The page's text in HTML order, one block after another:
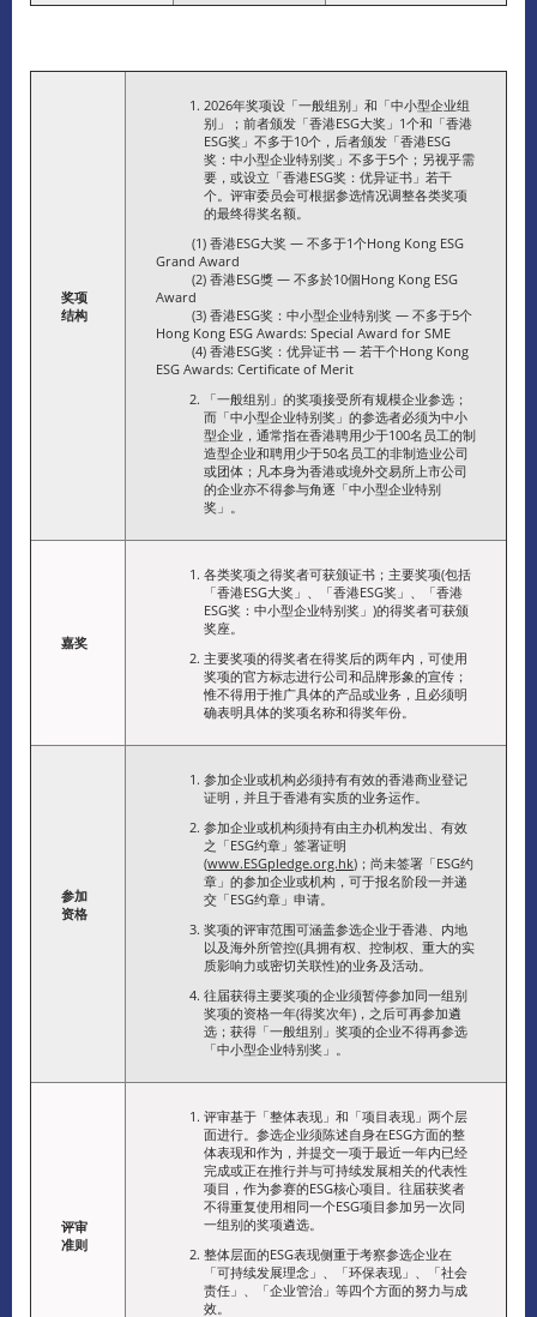
奖项
结构
2026年奖项设「一般组别」和「中小型企业组
别」；前者颁发「香港ESG大奖」1个和「香港
ESG奖」不多于10个，后者颁发「香港ESG
奖：中小型企业特别奖」不多于5个；另视乎需
要，或设立「香港ESG奖：优异证书」若干
个。评审委员会可根据参选情况调整各类奖项
的最终得奖名额。
(1) 香港ESG大奖 — 不多于1个Hong Kong ESG
Grand Award
(2) 香港ESG獎 — 不多於10個Hong Kong ESG
Award
(3) 香港ESG奖：中小型企业特别奖 — 不多于5个
Hong Kong ESG Awards: Special Award for SME
(4) 香港ESG奖：优异证书 — 若干个Hong Kong
ESG Awards: Certificate of Merit
「一般组别」的奖项接受所有规模企业参选；
而「中小型企业特别奖」的参选者必须为中小
型企业，通常指在香港聘用少于100名员工的制
造型企业和聘用少于50名员工的非制造业公司
或团体；凡本身为香港或境外交易所上市公司
的企业亦不得参与角逐「中小型企业特别
奖」。
嘉奖
各类奖项之得奖者可获颁证书；主要奖项(包括
「香港ESG大奖」、「香港ESG奖」、「香港
ESG奖：中小型企业特别奖」)的得奖者可获颁
奖座。
主要奖项的得奖者在得奖后的两年内，可使用
奖项的官方标志进行公司和品牌形象的宣传；
惟不得用于推广具体的产品或业务，且必须明
确表明具体的奖项名称和得奖年份。
参加
资格
参加企业或机构必须持有有效的香港商业登记
证明，并且于香港有实质的业务运作。
参加企业或机构须持有由主办机构发出、有效
之「ESG约章」签署证明
(www.ESGpledge.org.hk)；尚未签署「ESG约
章」的参加企业或机构，可于报名阶段一并递
交「ESG约章」申请。
奖项的评审范围可涵盖参选企业于香港、内地
以及海外所管控((具拥有权、控制权、重大的实
质影响力或密切关联性)的业务及活动。
往届获得主要奖项的企业须暂停参加同一组别
奖项的资格一年(得奖次年)，之后可再参加遴
选；获得「一般组别」奖项的企业不得再参选
「中小型企业特别奖」。
评审
准则
评审基于「整体表现」和「项目表现」两个层
面进行。参选企业须陈述自身在ESG方面的整
体表现和作为，并提交一项于最近一年内已经
完成或正在推行并与可持续发展相关的代表性
项目，作为参赛的ESG核心项目。往届获奖者
不得重复使用相同一个ESG项目参加另一次同
一组别的奖项遴选。
整体层面的ESG表现侧重于考察参选企业在
「可持续发展理念」、「环保表现」、「社会
责任」、「企业管治」等四个方面的努力与成
效。